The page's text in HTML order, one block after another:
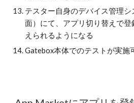
テスター自身のデバイス管理
面）にて、アプリ切り替えで
えられるようになる
Gatebox本体でのテストが実施